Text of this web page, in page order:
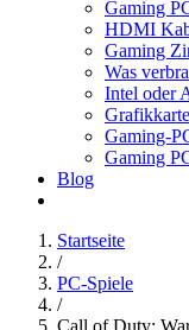
Gaming
HDMI
Gaming
Was
Intel oder
Gaming-
Gaming
Blog
Startseite
/
PC-Spiele
/
Call of Duty: